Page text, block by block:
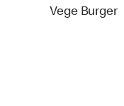
Vege Burger